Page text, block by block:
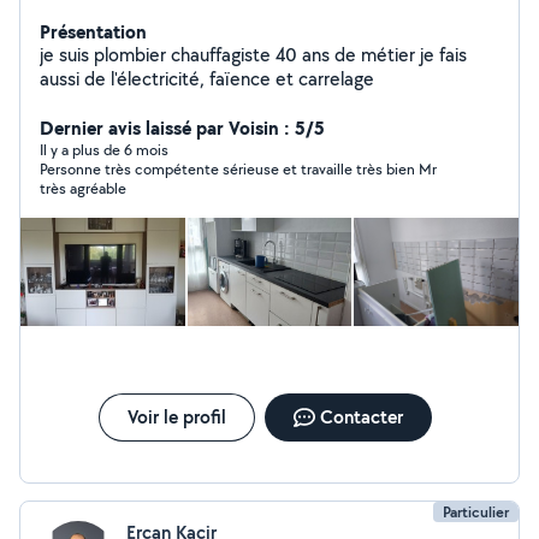
Présentation
je suis plombier chauffagiste 40 ans de métier je fais
aussi de l'électricité, faïence et carrelage
Dernier avis laissé par Voisin : 5/5
Il y a plus de 6 mois
Personne très compétente sérieuse et travaille très bien Mr
très agréable
Voir le profil Contacter
Particulier
Ercan Kacir